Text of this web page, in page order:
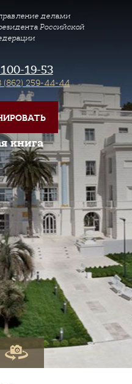
делами
Российской
19-53
(862) 259-44-44
книга